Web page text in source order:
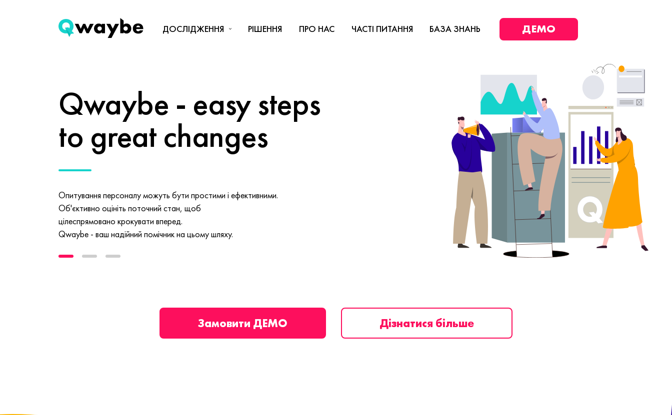
ДОСЛІДЖЕННЯ РІШЕННЯ ПРО НАС ЧАСТІ ПИТАННЯ БАЗА ЗНАНЬ ДЕМО
Qwaybe - easy steps
to great changes
Опитування персоналу можуть бути простими і ефективними.
Об'єктивно оцініть поточний стан, щоб
цілеспрямовано крокувати вперед.
Qwaybe - ваш надійний помічник на цьому шляху.
Замовити ДЕМО Дізнатися більше